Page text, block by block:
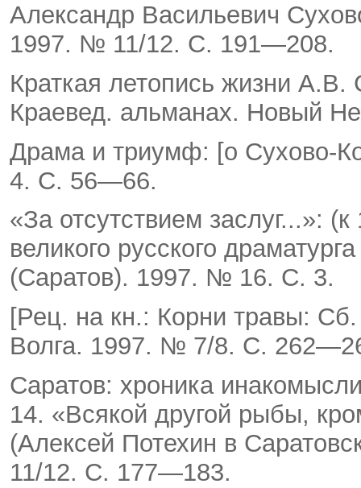
Александр Васильевич
1997. № 11/12. С. 191—208.
Краткая летопись жизни
Краевед. альманах. Новый
Драма и триумф: [о Сухово-
4. С. 56—66.
«За отсутствием заслуг...»:
великого русского
(Саратов). 1997. № 16. С. 3.
[Рец. на кн.: Корни травы:
Волга. 1997. № 7/8. С.
Саратов: хроника
14. «Всякой другой рыбы,
(Алексей Потехин в
11/12. С. 177—183.